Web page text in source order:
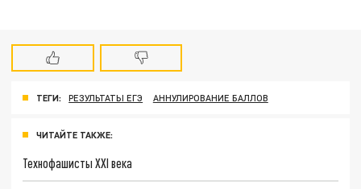
ТЕГИ: РЕЗУЛЬТАТЫ ЕГЭ АННУЛИРОВАНИЕ БАЛЛОВ
ЧИТАЙТЕ ТАКЖЕ:
Технофашисты XXI века